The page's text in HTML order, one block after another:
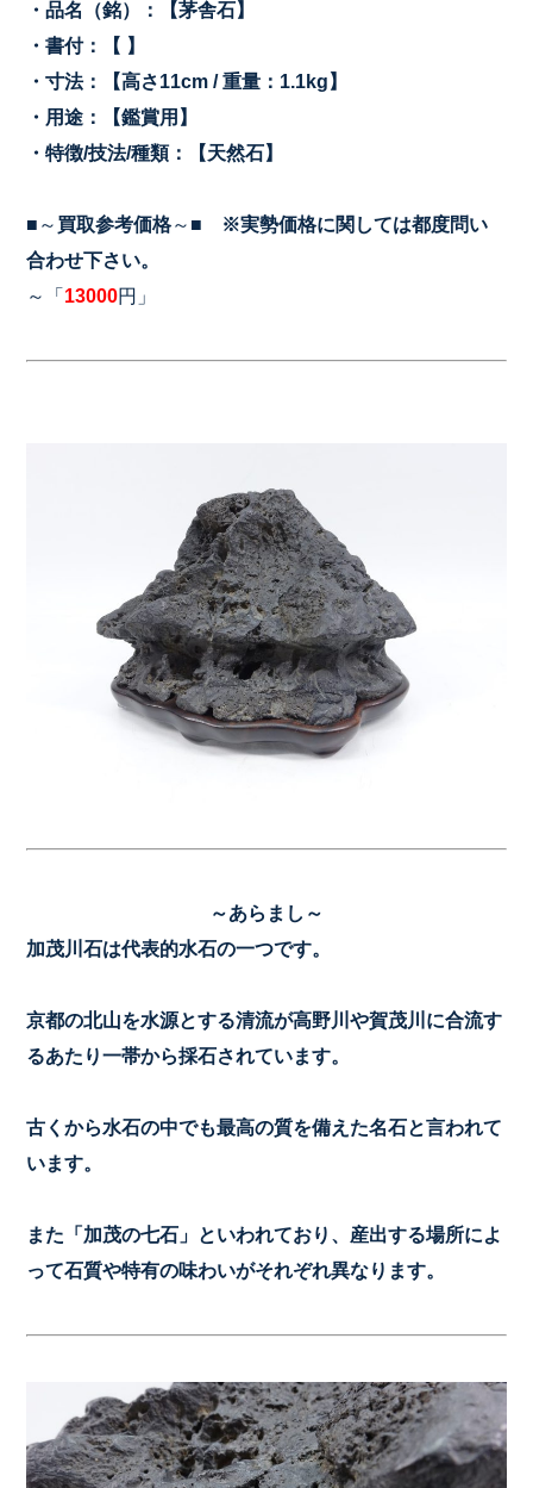
・品名（銘）：【茅舎石】
・書付：【 】
・寸法：【高さ11cm / 重量：1.1kg】
・用途：【鑑賞用】
・特徴/技法/種類：【天然石】
■～ 買取参考価格～■ ※実勢価格に関しては都度問い
合わせ下さい。
～「 13000円」
～あらまし～
加茂川石は代表的水石の一つです。
京都の北山を水源とする清流が高野川や賀茂川に合流す
るあたり一帯から採石されています。
古くから水石の中でも最高の質を備えた名石と言われて
います。
また「加茂の七石」といわれており、産出する場所によ
って石質や特有の味わいがそれぞれ異なります。